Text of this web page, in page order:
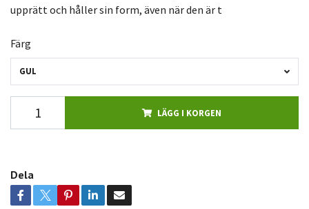
upprätt och håller sin form, även när den är t
Färg
GUL
LÄGG I KORGEN
Dela